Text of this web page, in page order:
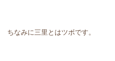
ちなみに三里とはツボです。